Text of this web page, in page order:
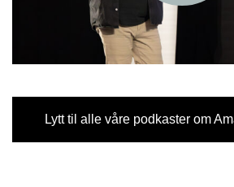
Lytt til alle våre podkaster om